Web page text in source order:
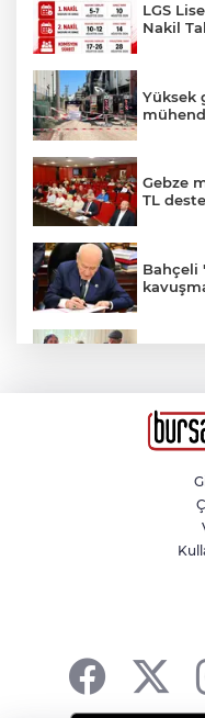
LGS
Nakil
Yüksek
Gebze
TL
Bahçeli
kıran